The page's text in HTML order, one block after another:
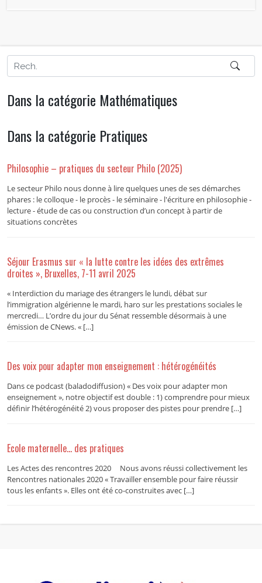
Dans la catégorie Mathématiques
Dans la catégorie Pratiques
Philosophie – pratiques du secteur Philo (2025)
Le secteur Philo nous donne à lire quelques unes de ses démarches
phares : le colloque - le procès - le séminaire - l'écriture en philosophie -
lecture - étude de cas ou construction d’un concept à partir de
situations concrètes
Séjour Erasmus sur « la lutte contre les idées des extrêmes
droites », Bruxelles, 7-11 avril 2025
« Interdiction du mariage des étrangers le lundi, débat sur
l’immigration algérienne le mardi, haro sur les prestations sociales le
mercredi… L’ordre du jour du Sénat ressemble désormais à une
émission de CNews. « […]
Des voix pour adapter mon enseignement : hétérogénéités
Dans ce podcast (baladodiffusion) « Des voix pour adapter mon
enseignement », notre objectif est double : 1) comprendre pour mieux
définir l’hétérogénéité 2) vous proposer des pistes pour prendre […]
Ecole maternelle… des pratiques
Les Actes des rencontres 2020 Nous avons réussi collectivement les
Rencontres nationales 2020 « Travailler ensemble pour faire réussir
tous les enfants ». Elles ont été co-construites avec […]